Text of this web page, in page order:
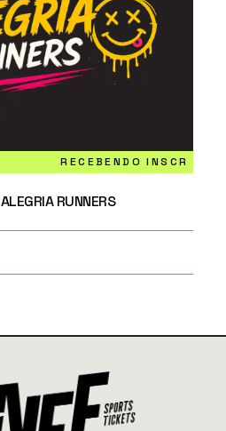
RECEBENDO INSCRIÇÕES
ALEGRIA RUNNERS